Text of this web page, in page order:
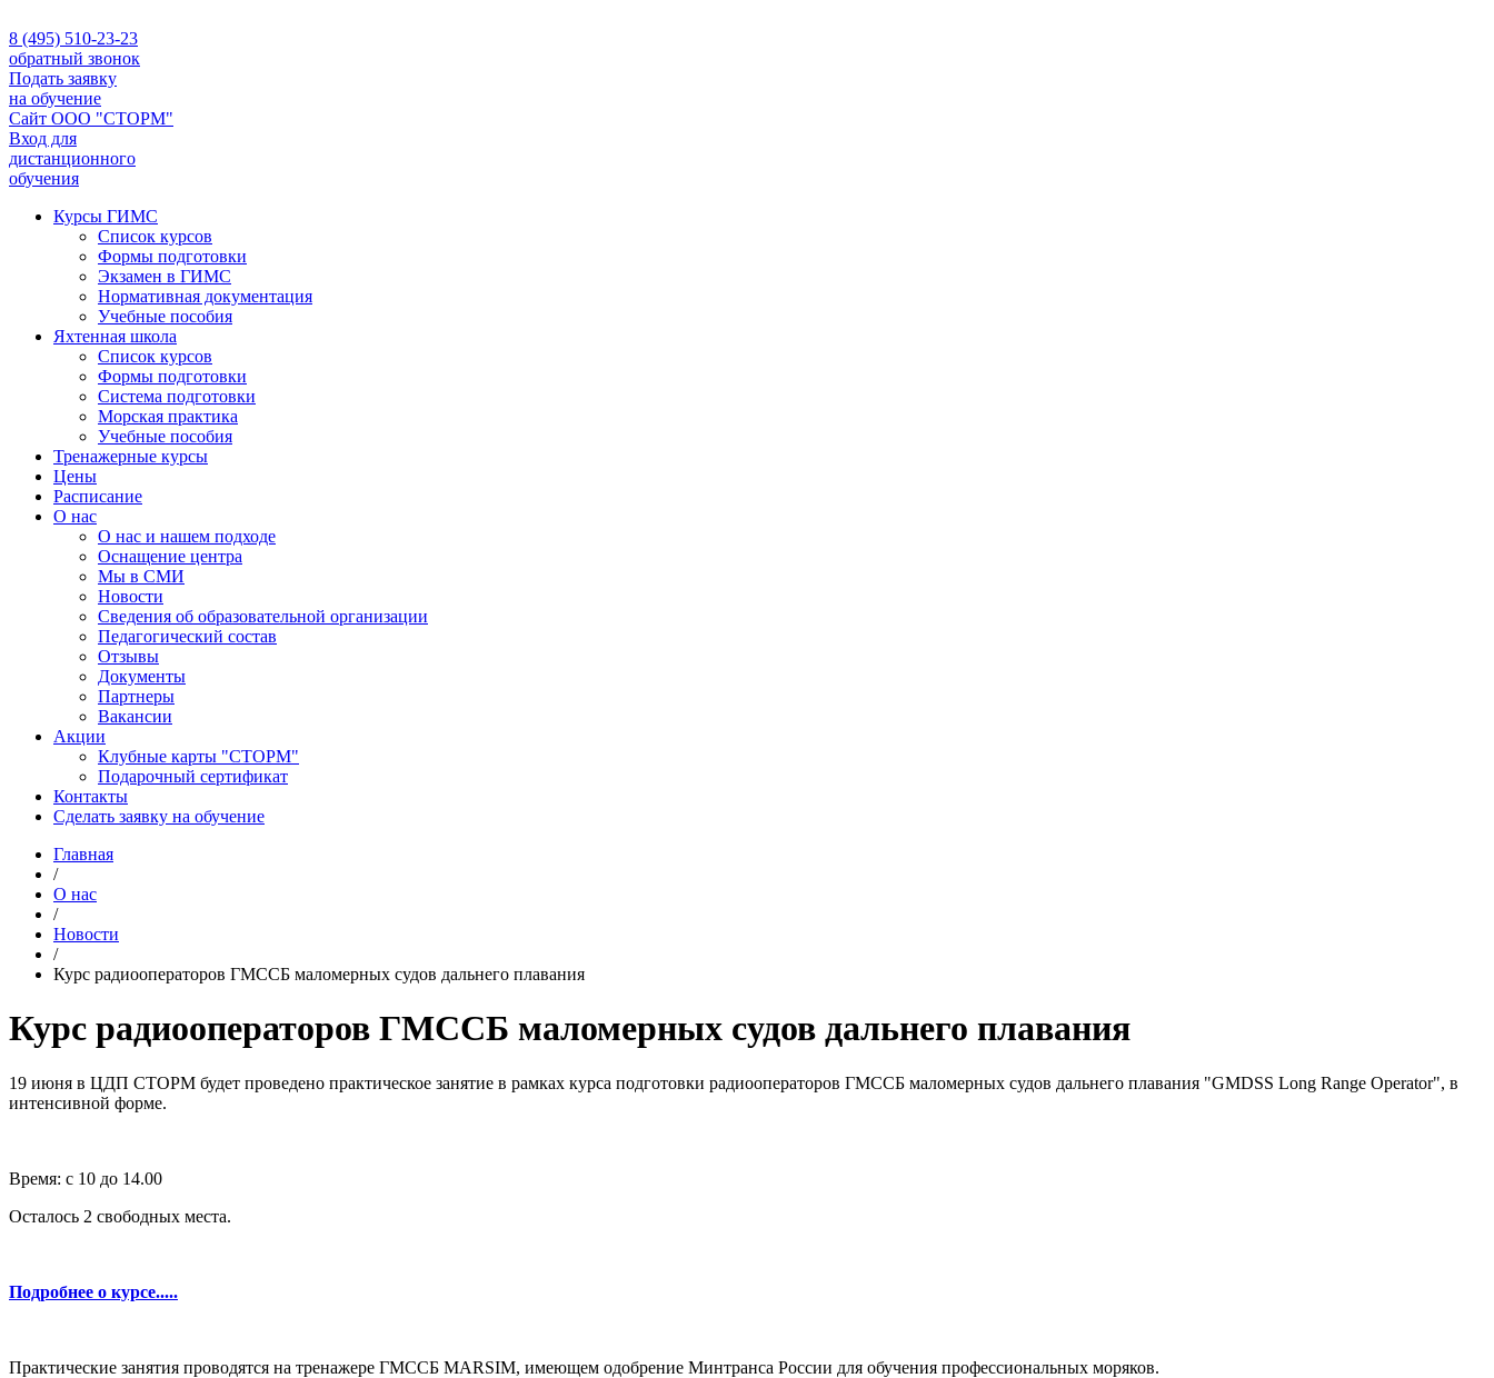
8 (495) 510-23-23
обратный звонок
Подать заявку
на обучение
Сайт ООО "СТОРМ"
Вход для
дистанционного
обучения
Курсы ГИМС
Список курсов
Формы подготовки
Экзамен в ГИМС
Нормативная документация
Учебные пособия
Яхтенная школа
Список курсов
Формы подготовки
Cистема подготовки
Морская практика
Учебные пособия
Тренажерные курсы
Цены
Расписание
О нас
О нас и нашем подходе
Оснащение центра
Мы в СМИ
Новости
Сведения об образовательной организации
Педагогический состав
Отзывы
Документы
Партнеры
Вакансии
Акции
Клубные карты "СТОРМ"
Подарочный сертификат
Контакты
Сделать заявку на обучение
Главная
/
О нас
/
Новости
/
Курс радиооператоров ГМССБ маломерных судов дальнего плавания
Курс радиооператоров ГМССБ маломерных судов дальнего плавания
19 июня в ЦДП СТОРМ будет проведено практическое занятие в рамках курса подготовки радиооператоров ГМССБ маломерных судов дальнего плавания "GMDSS Long Range Operator", в
интенсивной форме.
Время: с 10 до 14.00
Осталось 2 свободных места.
Подробнее о курсе.....
Практические занятия проводятся на тренажере ГМССБ MARSIM, имеющем одобрение Минтранса России для обучения профессиональных моряков.